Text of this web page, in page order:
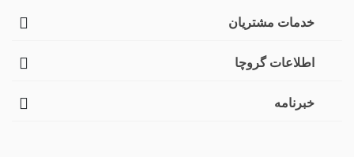
خدمات مشتریان
اطلاعات گروچا
خبرنامه